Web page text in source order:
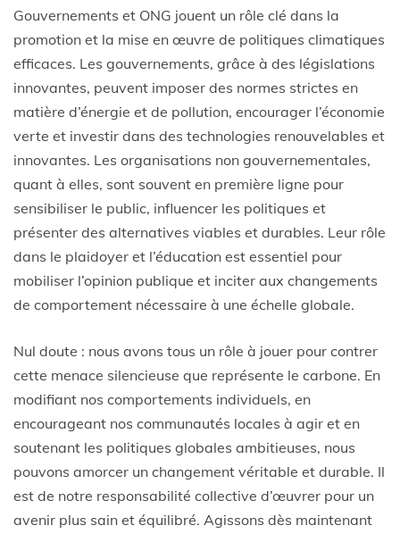
Gouvernements et ONG jouent un rôle clé dans la
promotion et la mise en œuvre de politiques climatiques
efficaces. Les gouvernements, grâce à des législations
innovantes, peuvent imposer des normes strictes en
matière d’énergie et de pollution, encourager l’économie
verte et investir dans des technologies renouvelables et
innovantes. Les organisations non gouvernementales,
quant à elles, sont souvent en première ligne pour
sensibiliser le public, influencer les politiques et
présenter des alternatives viables et durables. Leur rôle
dans le plaidoyer et l’éducation est essentiel pour
mobiliser l’opinion publique et inciter aux changements
de comportement nécessaire à une échelle globale.
Nul doute : nous avons tous un rôle à jouer pour contrer
cette menace silencieuse que représente le carbone. En
modifiant nos comportements individuels, en
encourageant nos communautés locales à agir et en
soutenant les politiques globales ambitieuses, nous
pouvons amorcer un changement véritable et durable. Il
est de notre responsabilité collective d’œuvrer pour un
avenir plus sain et équilibré. Agissons dès maintenant